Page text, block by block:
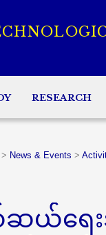
RESEARCH
> News & Events >
ယ်ရေး